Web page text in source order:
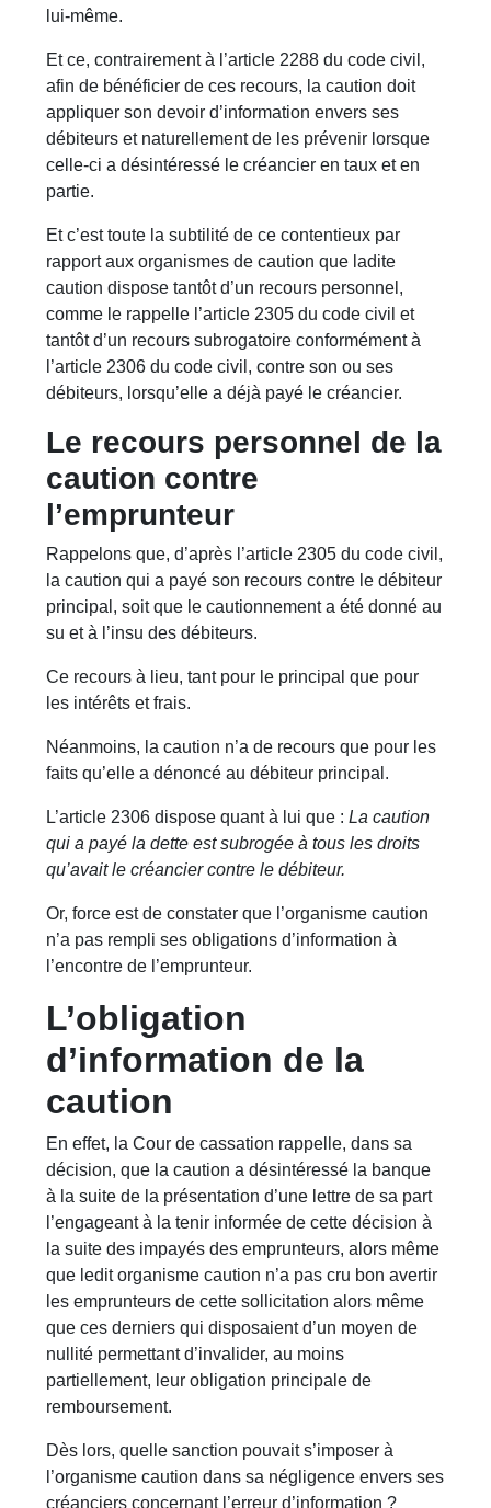
lui-même.
Et ce, contrairement à l’article 2288 du code civil,
afin de bénéficier de ces recours, la caution doit
appliquer son devoir d’information envers ses
débiteurs et naturellement de les prévenir lorsque
celle-ci a désintéressé le créancier en taux et en
partie.
Et c’est toute la subtilité de ce contentieux par
rapport aux organismes de caution que ladite
caution dispose tantôt d’un recours personnel,
comme le rappelle l’article 2305 du code civil et
tantôt d’un recours subrogatoire conformément à
l’article 2306 du code civil, contre son ou ses
débiteurs, lorsqu’elle a déjà payé le créancier.
Le recours personnel de la
caution contre
l’emprunteur
Rappelons que, d’après l’article 2305 du code civil,
la caution qui a payé son recours contre le débiteur
principal, soit que le cautionnement a été donné au
su et à l’insu des débiteurs.
Ce recours à lieu, tant pour le principal que pour
les intérêts et frais.
Néanmoins, la caution n’a de recours que pour les
faits qu’elle a dénoncé au débiteur principal.
L’article 2306 dispose quant à lui que :La caution
qui a payé la dette est subrogée à tous les droits
qu’avait le créancier contre le débiteur.
Or, force est de constater que l’organisme caution
n’a pas rempli ses obligations d’information à
l’encontre de l’emprunteur.
L’obligation
d’information de la
caution
En effet, la Cour de cassation rappelle, dans sa
décision, que la caution a désintéressé la banque
à la suite de la présentation d’une lettre de sa part
l’engageant à la tenir informée de cette décision à
la suite des impayés des emprunteurs, alors même
que ledit organisme caution n’a pas cru bon avertir
les emprunteurs de cette sollicitation alors même
que ces derniers qui disposaient d’un moyen de
nullité permettant d’invalider, au moins
partiellement, leur obligation principale de
remboursement.
Dès lors, quelle sanction pouvait s’imposer à
l’organisme caution dans sa négligence envers ses
créanciers concernant l’erreur d’information ?